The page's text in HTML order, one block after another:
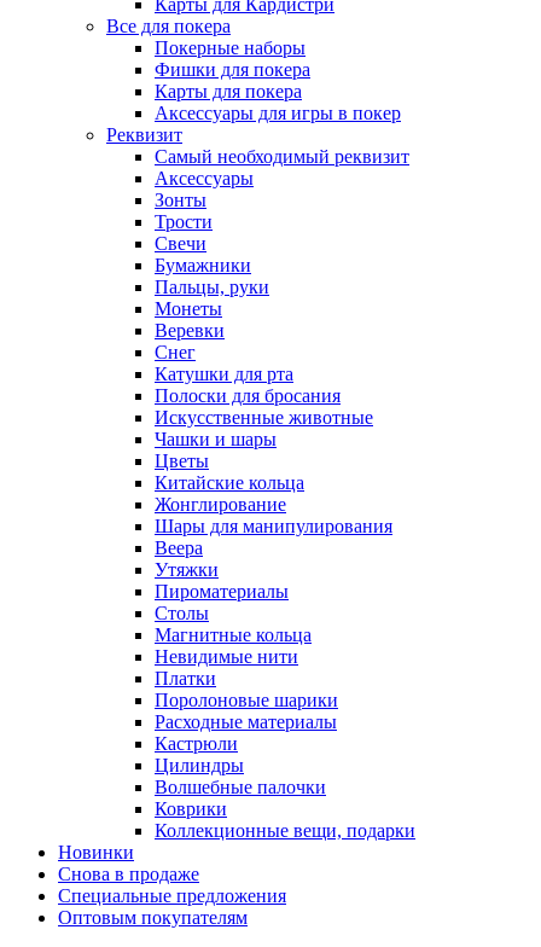
Карты для Кардистри
Все для покера
Покерные наборы
Фишки для покера
Карты для покера
Аксессуары для игры в покер
Реквизит
Самый необходимый реквизит
Аксессуары
Зонты
Трости
Свечи
Бумажники
Пальцы, руки
Монеты
Веревки
Снег
Катушки для рта
Полоски для бросания
Искусственные животные
Чашки и шары
Цветы
Китайские кольца
Жонглирование
Шары для манипулирования
Веера
Утяжки
Пироматериалы
Столы
Магнитные кольца
Невидимые нити
Платки
Поролоновые шарики
Расходные материалы
Кастрюли
Цилиндры
Волшебные палочки
Коврики
Коллекционные вещи, подарки
Новинки
Снова в продаже
Специальные предложения
Оптовым покупателям